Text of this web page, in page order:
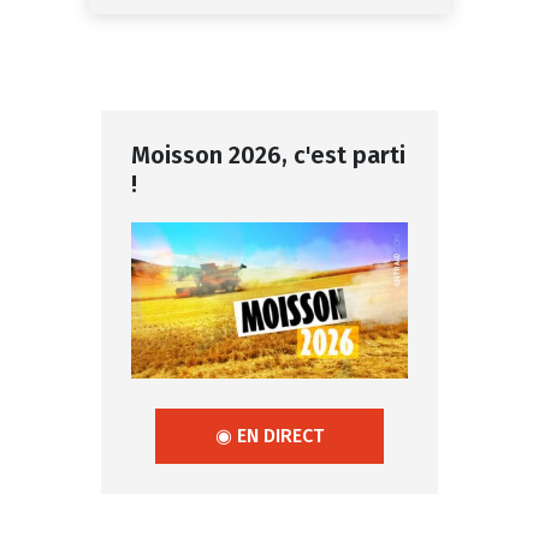
Moisson 2026, c'est parti
!
◉ EN DIRECT